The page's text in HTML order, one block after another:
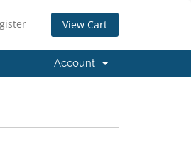
View Cart
Account